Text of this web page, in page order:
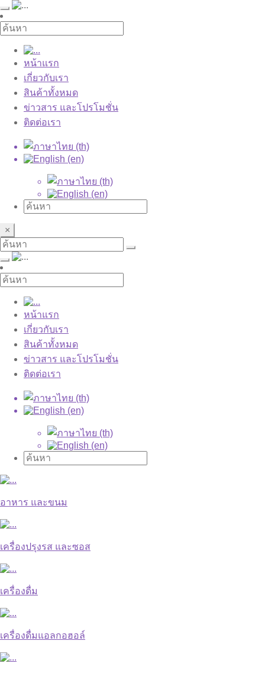
หน้าแรก
เกี่ยวกับเรา
สินค้าทั้งหมด
ข่าวสาร และโปรโมชั่น
ติดต่อเรา
×
หน้าแรก
เกี่ยวกับเรา
สินค้าทั้งหมด
ข่าวสาร และโปรโมชั่น
ติดต่อเรา
อาหาร และขนม
เครื่องปรุงรส และซอส
เครื่องดื่ม
เครื่องดื่มแอลกอฮอล์